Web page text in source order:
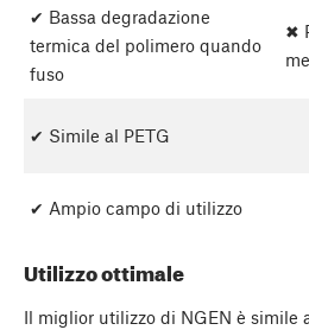
✔ Bassa degradazione
termica del polimero quando
fuso
✖
✔ Simile al PETG
✔ Ampio campo di utilizzo
Utilizzo ottimale
Il miglior utilizzo di NGEN è simile